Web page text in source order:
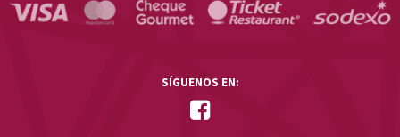
SÍGUENOS EN: